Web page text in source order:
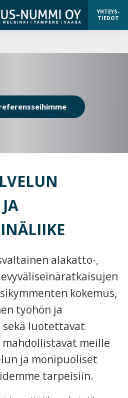
YHTEYS-
TIEDOT
alakatto-,
kokemus,
työhön ja
sekä luotettavat
meille
ja monipuoliset
tarpeisiin.